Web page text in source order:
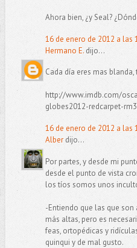
Ahora bien, ¿y Seal?
16 de enero de 2012 a las
Hermano E.dijo...
Cada día eres mas
http://www.imdb.com/
globes2012-redcarpet-
16 de enero de 2012 a las
Alberdijo...
Por partes, y desde mi
desde el punto de vista
los tíos somos unos
-Entiendo que las que
más altas, pero es
feas, ortopédicas y
quinqui y de mal gusto.